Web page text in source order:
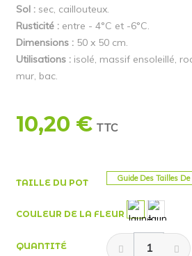
Sol : sec, caillouteux.
Rusticité : entre - 4°C et -6°C.
Dimensions : 50 x 50 cm.
Utilisations : isolé, massif ensoleillé,
mur, bac.
10,20 € TTC
TAILLE DU POT Guide Des Tailles De
COULEUR DE LA FLEUR
QUANTITÉ